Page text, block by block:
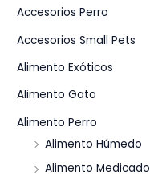
Accesorios Perro
Accesorios Small Pets
Alimento Exóticos
Alimento Gato
Alimento Perro
Alimento Húmedo
Alimento Medicado